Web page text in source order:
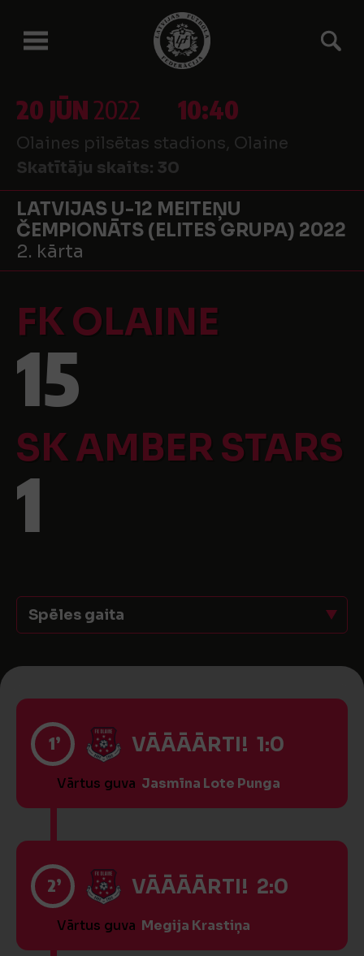
20 JŪN2022 10:40
Olaines pilsētas stadions, Olaine
Skatītāju skaits: 30
LATVIJAS U-12 MEITEŅU
ČEMPIONĀTS (ELITES GRUPA) 2022
2. kārta
FK OLAINE
15
SK AMBER STARS
1
Spēles gaita
1’ VĀĀĀĀRTI! 1:0
Vārtus guva Jasmīna Lote Punga
2’ VĀĀĀĀRTI! 2:0
Vārtus guva Megija Krastiņa